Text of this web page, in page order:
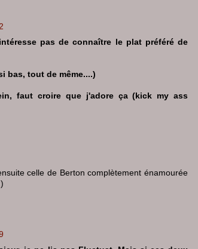
pas de connaître le plat préféré de
bas, tout de même....)
faut croire que j'adore ça (kick my ass
celle de Berton complètement énamourée